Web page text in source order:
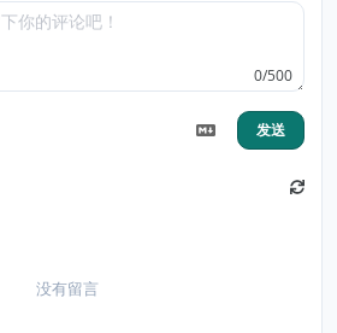
0/500
发送
没有留言